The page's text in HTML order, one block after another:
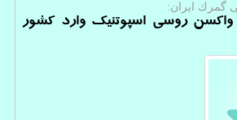
گمرك ایران:
واکسن روسی اسپوتنیک وارد کشور